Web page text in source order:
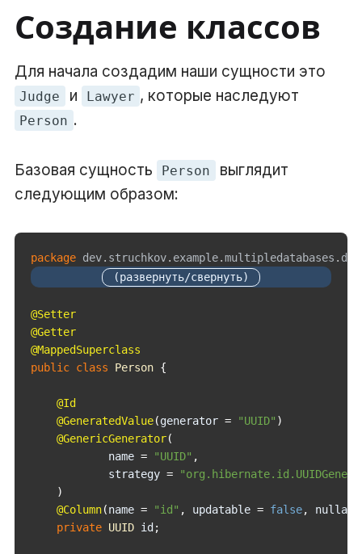
Создание классов
Для начала создадим наши сущности это
Judge и Lawyer , которые наследуют
Person .
Базовая сущность Person
выглядит
следующим образом:
package dev. struchkov. example.multipledatabases .
@Setter
@Getter
@MappedSuperclass
public class Person {
@Id
@GeneratedValue(generator = "UUID" )
@GenericGenerator(
            name
= "UUID" ,
            strategy
=
)
@Column(name = "id" , updatable = false,
private UUID id;